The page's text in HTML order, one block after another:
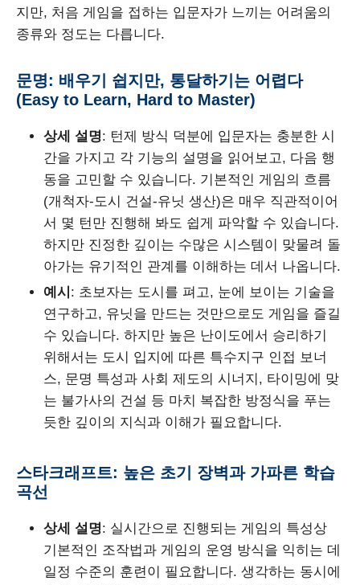
지만, 처음 게임을 접하는 입문자가 느끼는 어려움의
종류와 정도는 다릅니다.
문명: 배우기 쉽지만, 통달하기는 어렵다
(Easy to Learn, Hard to Master)
상세 설명: 턴제 방식 덕분에 입문자는 충분한 시
간을 가지고 각 기능의 설명을 읽어보고, 다음 행
동을 고민할 수 있습니다. 기본적인 게임의 흐름
(개척자-도시 건설-유닛 생산)은 매우 직관적이어
서 몇 턴만 진행해 봐도 쉽게 파악할 수 있습니다.
하지만 진정한 깊이는 수많은 시스템이 맞물려 돌
아가는 유기적인 관계를 이해하는 데서 나옵니다.
예시 : 초보자는 도시를 펴고, 눈에 보이는 기술을
연구하고, 유닛을 만드는 것만으로도 게임을 즐길
수 있습니다. 하지만 높은 난이도에서 승리하기
위해서는 도시 입지에 따른 특수지구 인접 보너
스, 문명 특성과 사회 제도의 시너지, 타이밍에 맞
는 불가사의 건설 등 마치 복잡한 방정식을 푸는
듯한 깊이의 지식과 이해가 필요합니다.
스타크래프트: 높은 초기 장벽과 가파른 학습
곡선
상세 설명: 실시간으로 진행되는 게임의 특성상
기본적인 조작법과 게임의 운영 방식을 익히는 데
일정 수준의 훈련이 필요합니다. 생각하는 동시에